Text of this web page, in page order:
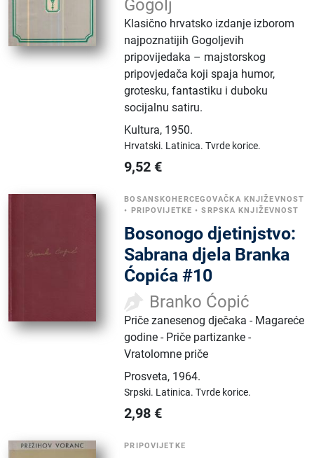
Gogolj
Klasično hrvatsko izdanje izborom
najpoznatijih Gogoljevih
pripovijedaka – majstorskog
pripovjedača koji spaja humor,
grotesku, fantastiku i duboku
socijalnu satiru.
Kultura, 1950.
Hrvatski. Latinica.Tvrde korice.
9,52 €
BOSANSKOHERCEGOVAČKA KNJIŽEVNOST
• PRIPOVIJETKE •SRPSKA KNJIŽEVNOST
Bosonogo djetinjstvo:
Sabrana djela Branka
Ćopića #10
Branko Ćopić
Priče zanesenog dječaka - Magareće
godine - Priče partizanke -
Vratolomne priče
Prosveta, 1964.
Srpski. Latinica.Tvrde korice.
2,98 €
PRIPOVIJETKE